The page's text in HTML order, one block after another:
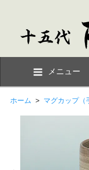
メニュー
ホーム > マグカップ（